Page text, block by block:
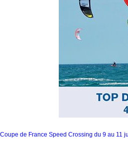
Coupe de France Speed Crossing du 9 au 11